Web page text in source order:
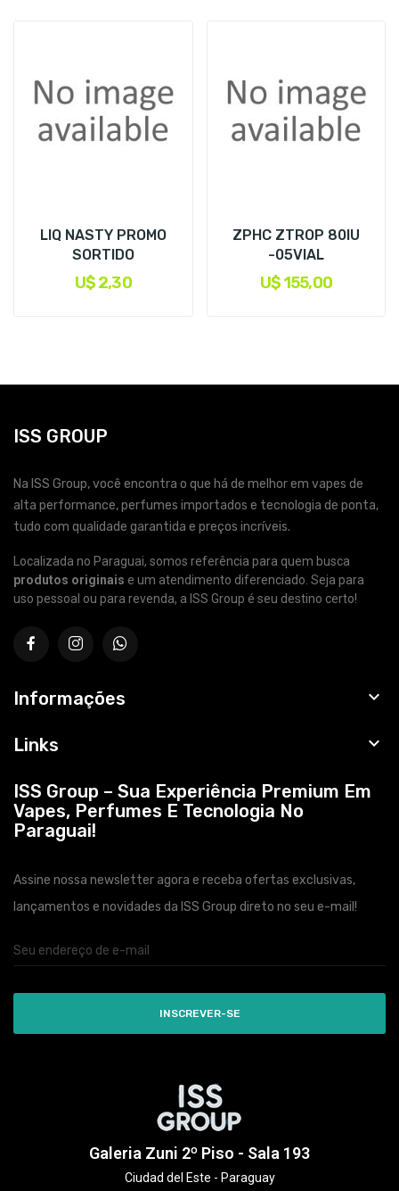
LIQ NASTY PROMO
SORTIDO
U$ 2,30
ZPHC ZTROP 80IU
-05VIAL
U$ 155,00
ISS GROUP
Na ISS Group, você encontra o que há de melhor em vapes de
alta performance, perfumes importados e tecnologia de ponta,
tudo com qualidade garantida e preços incríveis.
Localizada no Paraguai, somos referência para quem busca
produtos originais e um atendimento diferenciado. Seja para
uso pessoal ou para revenda, a ISS Group é seu destino certo!
Informações 
Links 
ISS Group – Sua Experiência Premium Em
Vapes, Perfumes E Tecnologia No
Paraguai!
Assine nossa newsletter agora e receba ofertas exclusivas,
lançamentos e novidades da ISS Group direto no seu e-mail!
INSCREVER-SE
Galeria Zuni 2º Piso - Sala 193
Ciudad del Este - Paraguay